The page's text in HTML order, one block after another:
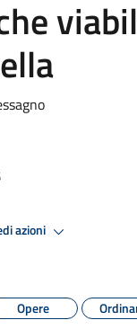
azioni
Opere